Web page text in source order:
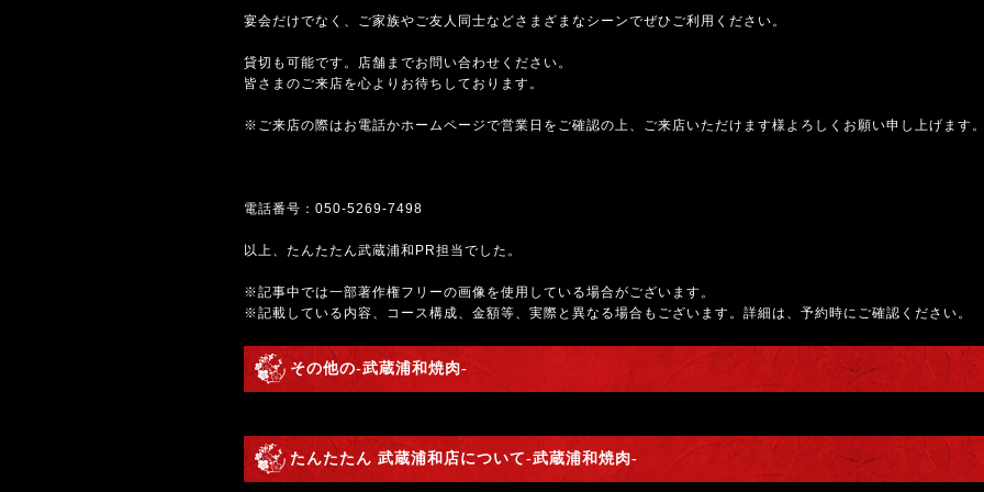
宴会だけでなく、ご家族やご友人同士などさまざまなシーンでぜひご利用ください。
貸切も可能です。店舗までお問い合わせください。
皆さまのご来店を心よりお待ちしております。
※ご来店の際はお電話かホームページで営業日をご確認の上、ご来店いただけます様よろしくお願い申し上げます
電話番号： 050-5269-7498
以上、たんたたん武蔵浦和PR担当でした。
※記事中では一部著作権フリーの画像を使用している場合がございます。
※記載している内容、コース構成、金額等、実際と異なる場合もございます。詳細は、予約時にご確認ください。
その他の-武蔵浦和焼肉-
たんたたん 武蔵浦和店について-武蔵浦和焼肉-